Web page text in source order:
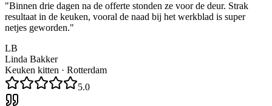
"Binnen drie dagen na de offerte stonden ze voor de deur. Strak
resultaat in de keuken, vooral de naad bij het werkblad is super
netjes geworden."
LB
Linda Bakker
Keuken kitten · Rotterdam
5.0